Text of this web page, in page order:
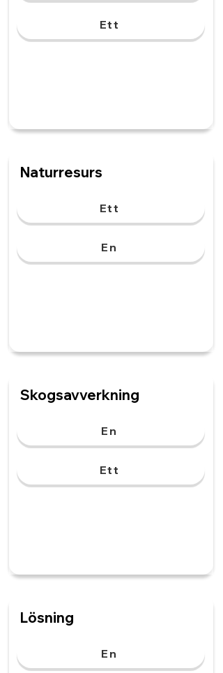
Ett
Naturresurs
Ett
En
Skogsavverkning
En
Ett
Lösning
En